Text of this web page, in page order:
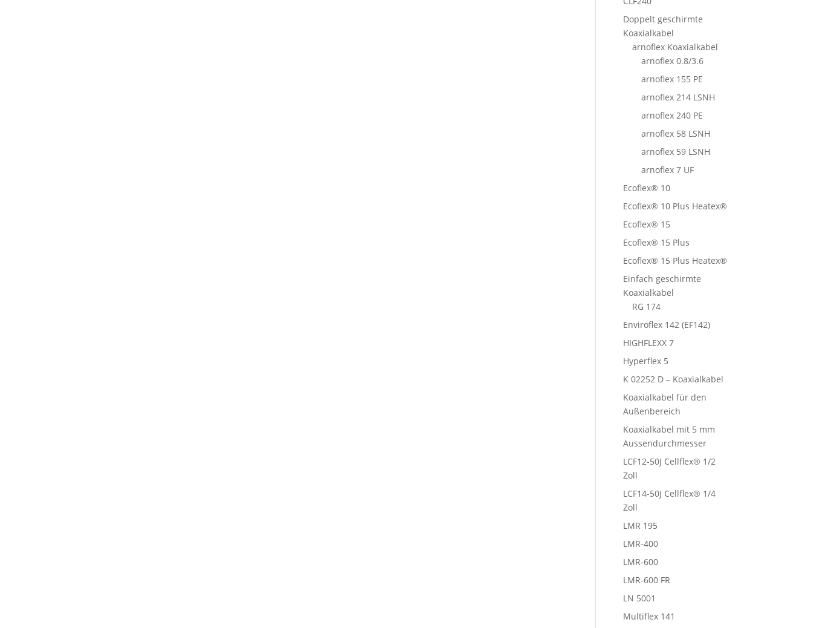
Doppelt geschirmte
Koaxialkabel
arnoflex Koaxialkabel
arnoflex 0.8/3.6
arnoflex 155 PE
arnoflex 214 LSNH
arnoflex 240 PE
arnoflex 58 LSNH
arnoflex 59 LSNH
arnoflex 7 UF
Ecoflex® 10
Ecoflex® 10 Plus Heatex®
Ecoflex® 15
Ecoflex® 15 Plus
Ecoflex® 15 Plus Heatex®
Einfach geschirmte
Koaxialkabel
RG 174
Enviroflex 142 (EF142)
HIGHFLEXX 7
Hyperflex 5
K 02252 D – Koaxialkabel
Koaxialkabel für den
Außenbereich
Koaxialkabel mit 5 mm
Aussendurchmesser
LCF12-50J Cellflex® 1/2
Zoll
LCF14-50J Cellflex® 1/4
Zoll
LMR 195
LMR-400
LMR-600
LMR-600 FR
LN 5001
Multiflex 141